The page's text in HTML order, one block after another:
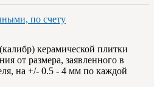
по счету
керамической плитки
от размера, заявленного в
на +/- 0.5 - 4 мм по каждой